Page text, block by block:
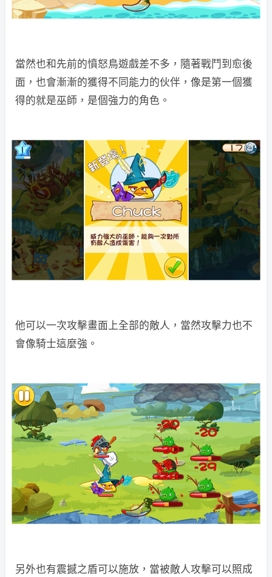
當然也和先前的憤怒鳥遊戲差不多，隨著戰鬥到愈後
面，也會漸漸的獲得不同能力的伙伴，像是第一個獲
得的就是巫師，是個強力的角色。
他可以一次攻擊畫面上全部的敵人，當然攻擊力也不
會像騎士這麼強。
另外也有震撼之盾可以施放，當被敵人攻擊可以照成